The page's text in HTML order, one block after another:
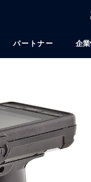
ナ
パートナー 企